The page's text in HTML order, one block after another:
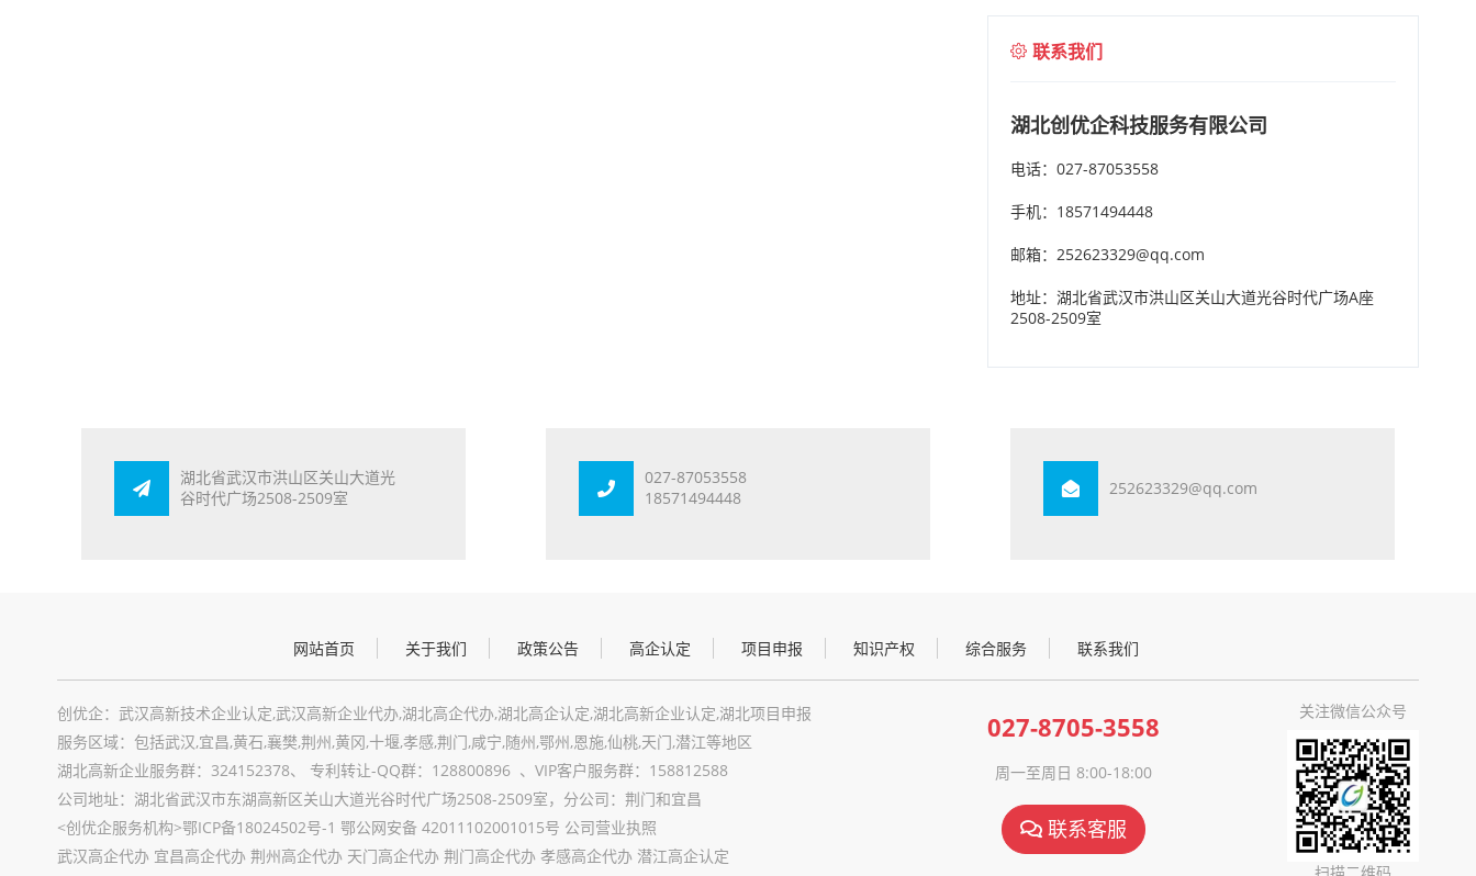
联系我们
湖北创优企科技服务有限公司
电话：027-87053558
手机：18571494448
邮箱：252623329@qq.com
地址：湖北省武汉市洪山区关山大道光谷时代广场A座
2508-2509室
湖北省武汉市洪山区关山大道光
谷时代广场2508-2509室
027-87053558
18571494448
252623329@qq.com
网站首页 关于我们 政策公告 高企认定 项目申报 知识产权 综合服务 联系我们
创优企：武汉高新技术企业认定,武汉高新企业代办,湖北高企代办,湖北高企认定,湖北高新企业认定,湖北项目申报
服务区域：包括武汉,宜昌,黄石,襄樊,荆州,黄冈,十堰,孝感,荆门,咸宁,随州,鄂州,恩施,仙桃,天门,潜江等地区
湖北高新企业服务群：324152378、 专利转让-QQ群：128800896 、VIP客户服务群：158812588
公司地址：湖北省武汉市东湖高新区关山大道光谷时代广场2508-2509室，分公司：荆门和宜昌
<创优企服务机构>鄂ICP备18024502号-1 鄂公网安备 42011102001015号 公司营业执照
武汉高企代办 宜昌高企代办 荆州高企代办 天门高企代办 荆门高企代办 孝感高企代办 潜江高企认定
027-8705-3558
周一至周日 8:00-18:00
联系客服
关注微信公众号